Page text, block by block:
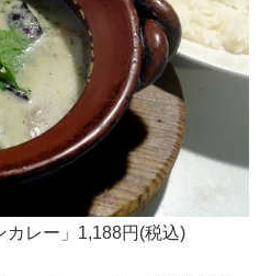
カレー」1,188円(税込)